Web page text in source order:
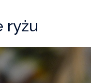
ryżu